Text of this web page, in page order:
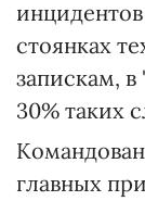
стоянках
запискам,
30% таких
главных